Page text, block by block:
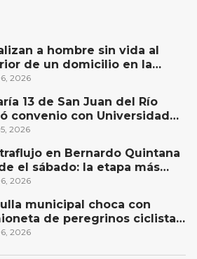
a hombre sin vida al
de un domicilio en la
El Rodeo, San Juan del
2026
13 de San Juan del Río
convenio con Universidad
del Bajío para recibir
2026
en Bernardo Quintana
el sábado: la etapa más
del operativo vial
2026
municipal choca con
de peregrinos ciclistas
autopista México-Querétaro
2026